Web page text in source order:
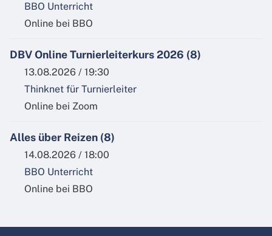
BBO Unterricht
Online bei BBO
DBV Online Turnierleiterkurs 2026 (8)
13.08.2026 / 19:30
Thinknet für Turnierleiter
Online bei Zoom
Alles über Reizen (8)
14.08.2026 / 18:00
BBO Unterricht
Online bei BBO